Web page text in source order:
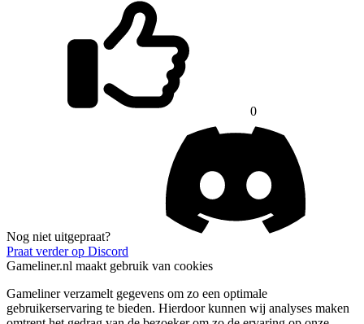
0
Nog niet uitgepraat?
Praat verder op Discord
Gameliner.nl maakt gebruik van cookies
Gameliner verzamelt gegevens om zo een optimale
gebruikerservaring te bieden. Hierdoor kunnen wij analyses maken